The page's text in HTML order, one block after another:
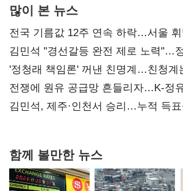
많이 본 뉴스
전국 기름값 12주 연속 하락…서울 휘
김민석 "경선갈등 완전 제로 노력"…
사과부터"
'정청래 책임론' 꺼낸 친명계…친청계
때리기
전쟁에 원유 공급망 흔들리자…K-정
핵심으로 재부상
김민석, 제주·인천서 승리…누적 득표
함께 볼만한 뉴스